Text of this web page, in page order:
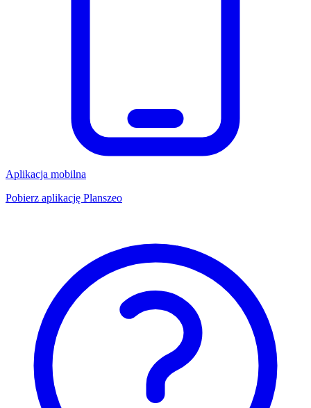
Aplikacja mobilna
Pobierz aplikację Planszeo